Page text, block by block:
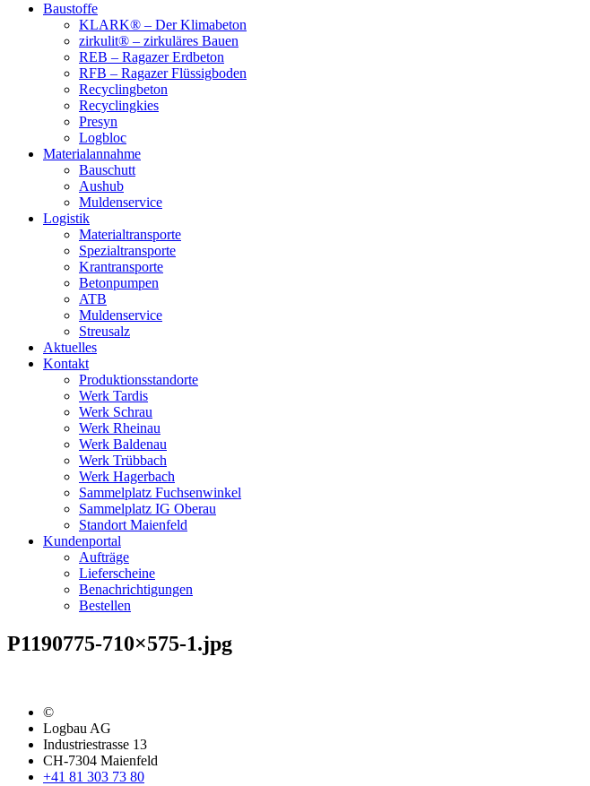
Baustoffe
KLARK® – Der Klimabeton
zirkulit® – zirkuläres Bauen
REB – Ragazer Erdbeton
RFB – Ragazer Flüssigboden
Recyclingbeton
Recyclingkies
Presyn
Logbloc
Materialannahme
Bauschutt
Aushub
Muldenservice
Logistik
Materialtransporte
Spezialtransporte
Krantransporte
Betonpumpen
ATB
Muldenservice
Streusalz
Aktuelles
Kontakt
Produktionsstandorte
Werk Tardis
Werk Schrau
Werk Rheinau
Werk Baldenau
Werk Trübbach
Werk Hagerbach
Sammelplatz Fuchsenwinkel
Sammelplatz IG Oberau
Standort Maienfeld
Kundenportal
Aufträge
Lieferscheine
Benachrichtigungen
Bestellen
P1190775-710×575-1.jpg
©
Logbau AG
Industriestrasse 13
CH-7304 Maienfeld
+41 81 303 73 80